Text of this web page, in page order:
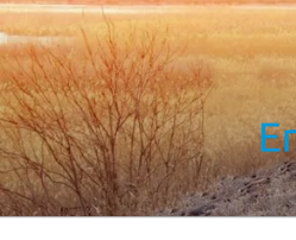
Saltar
al
contenido